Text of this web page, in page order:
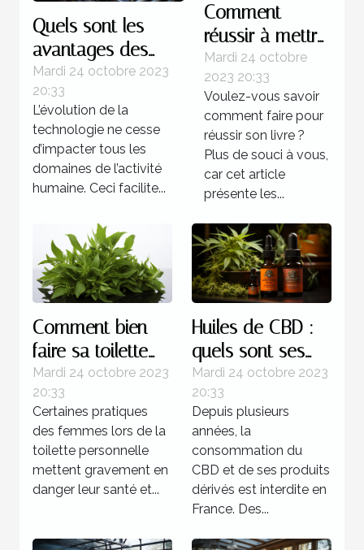
Quels sont les
avantages des
systèmes
d’automatisations ?
Mardi 24 octobre 2023
20:33
L’évolution de la
technologie ne cesse
d’impacter tous les
domaines de l’activité
humaine. Ceci facilite...
Comment
réussir à mettre
au point un
livre ?
Mardi 24 octobre
2023 20:33
Voulez-vous savoir
comment faire pour
réussir son livre ?
Plus de souci à vous,
car cet article
présente les...
Comment bien
faire sa toilette
intime ?
Mardi 24 octobre 2023
20:33
Certaines pratiques
des femmes lors de la
toilette personnelle
mettent gravement en
danger leur santé et...
Huiles de CBD :
quels sont ses
bienfaits sur
l’organisme ?
Mardi 24 octobre 2023
20:33
Depuis plusieurs
années, la
consommation du
CBD et de ses produits
dérivés est interdite en
France. Des...